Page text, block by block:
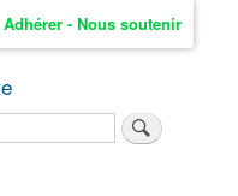
Adhérer - Nous soutenir